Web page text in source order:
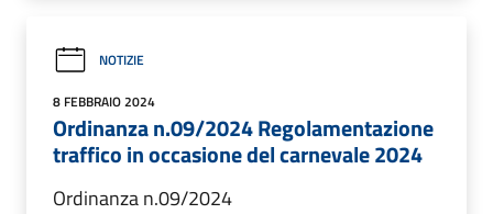
NOTIZIE
8 FEBBRAIO 2024
Ordinanza n.09/2024 Regolamentazione
traffico in occasione del carnevale 2024
Ordinanza n.09/2024